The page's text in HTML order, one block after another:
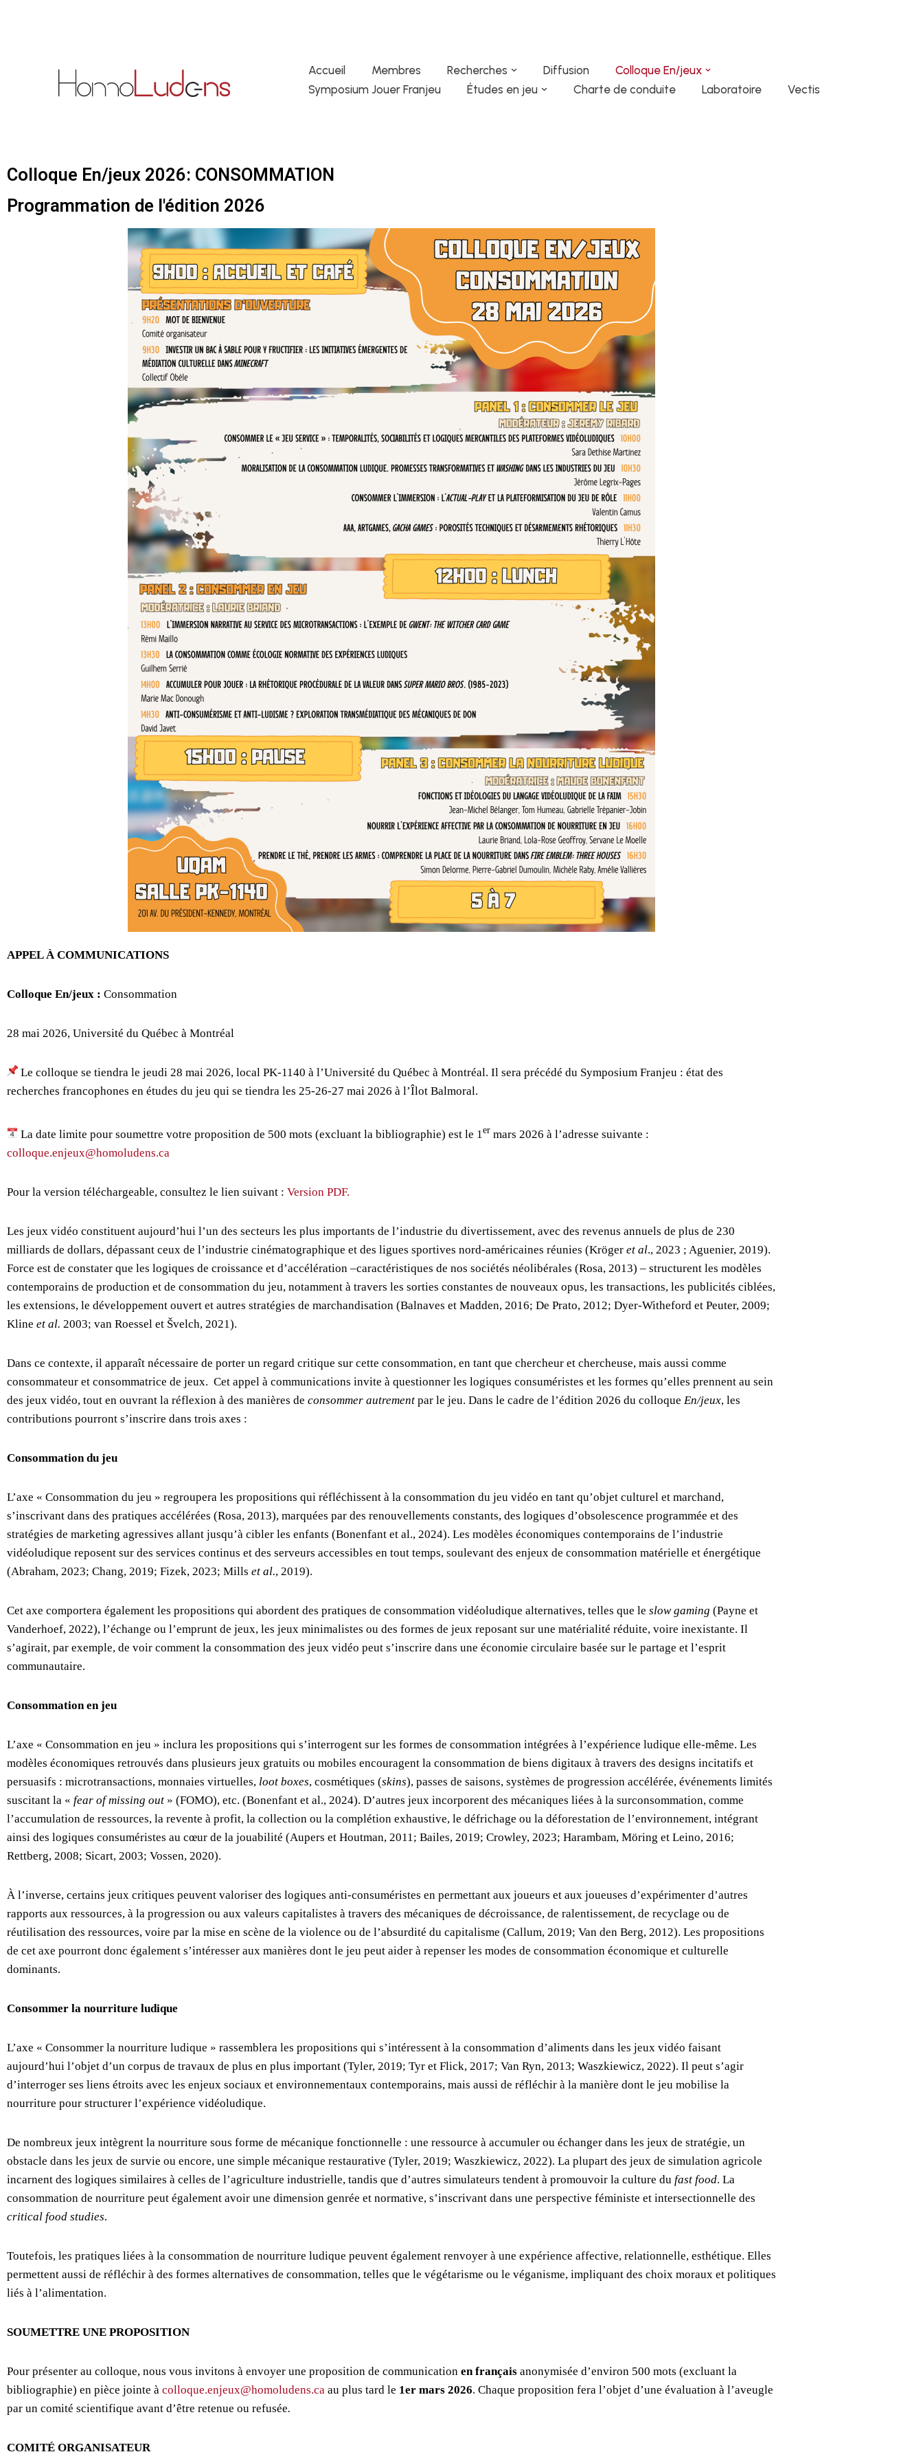
Accueil Membres Recherches Diffusion
Colloque En/jeux
Symposium Jouer Franjeu
Études en jeu Charte de conduite Laboratoire Vectis
Colloque En/jeux 2026: CONSOMMATION
Programmation de l'édition 2026
APPEL À COMMUNICATIONS
Colloque En/jeux : Consommation
28 mai 2026, Université du Québec à Montréal
Le colloque se tiendra le jeudi 28 mai 2026, local PK-1140 à l’Université du Québec à Montréal. Il sera précédé du Symposium Franjeu : état des
recherches francophones en études du jeu qui se tiendra les 25-26-27 mai 2026 à l’Îlot Balmoral.
La date limite pour soumettre votre proposition de 500 mots (excluant la bibliographie) est le 1er mars 2026 à l’adresse suivante :
colloque.enjeux@homoludens.ca
Pour la version téléchargeable, consultez le lien suivant : Version PDF.
Les jeux vidéo constituent aujourd’hui l’un des secteurs les plus importants de l’industrie du divertissement, avec des revenus annuels de plus de 230
milliards de dollars, dépassant ceux de l’industrie cinématographique et des ligues sportives nord-américaines réunies (Kröger et al., 2023 ; Aguenier, 2019).
Force est de constater que les logiques de croissance et d’accélération –caractéristiques de nos sociétés néolibérales (Rosa, 2013) – structurent les modèles
contemporains de production et de consommation du jeu, notamment à travers les sorties constantes de nouveaux opus, les transactions, les publicités ciblées,
les extensions, le développement ouvert et autres stratégies de marchandisation (Balnaves et Madden, 2016; De Prato, 2012; Dyer-Witheford et Peuter, 2009;
Kline et al. 2003; van Roessel et Švelch, 2021).
Dans ce contexte, il apparaît nécessaire de porter un regard critique sur cette consommation, en tant que chercheur et chercheuse, mais aussi comme
consommateur et consommatrice de jeux. Cet appel à communications invite à questionner les logiques consuméristes et les formes qu’elles prennent au sein
des jeux vidéo, tout en ouvrant la réflexion à des manières de consommer autrement par le jeu. Dans le cadre de l’édition 2026 du colloque En/jeux, les
contributions pourront s’inscrire dans trois axes :
Consommation du jeu
L’axe « Consommation du jeu » regroupera les propositions qui réfléchissent à la consommation du jeu vidéo en tant qu’objet culturel et marchand,
s’inscrivant dans des pratiques accélérées (Rosa, 2013), marquées par des renouvellements constants, des logiques d’obsolescence programmée et des
stratégies de marketing agressives allant jusqu’à cibler les enfants (Bonenfant et al., 2024). Les modèles économiques contemporains de l’industrie
vidéoludique reposent sur des services continus et des serveurs accessibles en tout temps, soulevant des enjeux de consommation matérielle et énergétique
(Abraham, 2023; Chang, 2019; Fizek, 2023; Mills et al., 2019).
Cet axe comportera également les propositions qui abordent des pratiques de consommation vidéoludique alternatives, telles que le slow gaming (Payne et
Vanderhoef, 2022), l’échange ou l’emprunt de jeux, les jeux minimalistes ou des formes de jeux reposant sur une matérialité réduite, voire inexistante. Il
s’agirait, par exemple, de voir comment la consommation des jeux vidéo peut s’inscrire dans une économie circulaire basée sur le partage et l’esprit
communautaire.
Consommation en jeu
L’axe « Consommation en jeu » inclura les propositions qui s’interrogent sur les formes de consommation intégrées à l’expérience ludique elle-même. Les
modèles économiques retrouvés dans plusieurs jeux gratuits ou mobiles encouragent la consommation de biens digitaux à travers des designs incitatifs et
persuasifs : microtransactions, monnaies virtuelles, loot boxes, cosmétiques (skins), passes de saisons, systèmes de progression accélérée, événements limités
suscitant la « fear of missing out » (FOMO), etc. (Bonenfant et al., 2024). D’autres jeux incorporent des mécaniques liées à la surconsommation, comme
l’accumulation de ressources, la revente à profit, la collection ou la complétion exhaustive, le défrichage ou la déforestation de l’environnement, intégrant
ainsi des logiques consuméristes au cœur de la jouabilité (Aupers et Houtman, 2011; Bailes, 2019; Crowley, 2023; Harambam, Möring et Leino, 2016;
Rettberg, 2008; Sicart, 2003; Vossen, 2020).
À l’inverse, certains jeux critiques peuvent valoriser des logiques anti-consuméristes en permettant aux joueurs et aux joueuses d’expérimenter d’autres
rapports aux ressources, à la progression ou aux valeurs capitalistes à travers des mécaniques de décroissance, de ralentissement, de recyclage ou de
réutilisation des ressources, voire par la mise en scène de la violence ou de l’absurdité du capitalisme (Callum, 2019; Van den Berg, 2012). Les propositions
de cet axe pourront donc également s’intéresser aux manières dont le jeu peut aider à repenser les modes de consommation économique et culturelle
dominants.
Consommer la nourriture ludique
L’axe « Consommer la nourriture ludique » rassemblera les propositions qui s’intéressent à la consommation d’aliments dans les jeux vidéo faisant
aujourd’hui l’objet d’un corpus de travaux de plus en plus important (Tyler, 2019; Tyr et Flick, 2017; Van Ryn, 2013; Waszkiewicz, 2022). Il peut s’agir
d’interroger ses liens étroits avec les enjeux sociaux et environnementaux contemporains, mais aussi de réfléchir à la manière dont le jeu mobilise la
nourriture pour structurer l’expérience vidéoludique.
De nombreux jeux intègrent la nourriture sous forme de mécanique fonctionnelle : une ressource à accumuler ou échanger dans les jeux de stratégie, un
obstacle dans les jeux de survie ou encore, une simple mécanique restaurative (Tyler, 2019; Waszkiewicz, 2022). La plupart des jeux de simulation agricole
incarnent des logiques similaires à celles de l’agriculture industrielle, tandis que d’autres simulateurs tendent à promouvoir la culture du fast food. La
consommation de nourriture peut également avoir une dimension genrée et normative, s’inscrivant dans une perspective féministe et intersectionnelle des
critical food studies.
Toutefois, les pratiques liées à la consommation de nourriture ludique peuvent également renvoyer à une expérience affective, relationnelle, esthétique. Elles
permettent aussi de réfléchir à des formes alternatives de consommation, telles que le végétarisme ou le véganisme, impliquant des choix moraux et politiques
liés à l’alimentation.
SOUMETTRE UNE PROPOSITION
Pour présenter au colloque, nous vous invitons à envoyer une proposition de communication en français anonymisée d’environ 500 mots (excluant la
bibliographie) en pièce jointe à colloque.enjeux@homoludens.ca au plus tard le 1er mars 2026. Chaque proposition fera l’objet d’une évaluation à l’aveugle
par un comité scientifique avant d’être retenue ou refusée.
COMITÉ ORGANISATEUR